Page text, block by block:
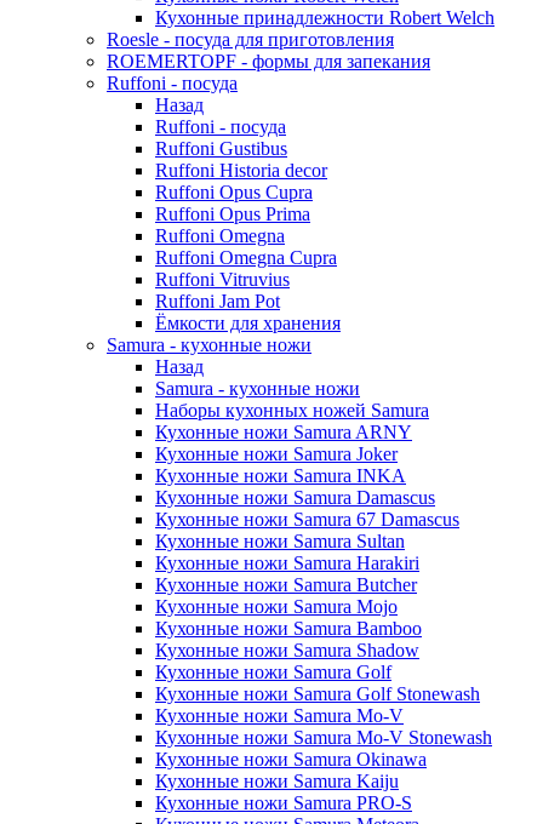
Кухонные принадлежности Robert Welch
Roesle - посуда для приготовления
ROEMERTOPF - формы для запекания
Ruffoni - посуда
Назад
Ruffoni - посуда
Ruffoni Gustibus
Ruffoni Historia decor
Ruffoni Opus Cupra
Ruffoni Opus Prima
Ruffoni Omegna
Ruffoni Omegna Cupra
Ruffoni Vitruvius
Ruffoni Jam Pot
Ёмкости для хранения
Samura - кухонные ножи
Назад
Samura - кухонные ножи
Наборы кухонных ножей Samura
Кухонные ножи Samura ARNY
Кухонные ножи Samura Joker
Кухонные ножи Samura INKA
Кухонные ножи Samura Damascus
Кухонные ножи Samura 67 Damascus
Кухонные ножи Samura Sultan
Кухонные ножи Samura Harakiri
Кухонные ножи Samura Butcher
Кухонные ножи Samura Mojo
Кухонные ножи Samura Bamboo
Кухонные ножи Samura Shadow
Кухонные ножи Samura Golf
Кухонные ножи Samura Golf Stonewash
Кухонные ножи Samura Mo-V
Кухонные ножи Samura Mo-V Stonewash
Кухонные ножи Samura Okinawa
Кухонные ножи Samura Kaiju
Кухонные ножи Samura PRO-S